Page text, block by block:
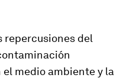
repercusiones del
medio ambiente y la